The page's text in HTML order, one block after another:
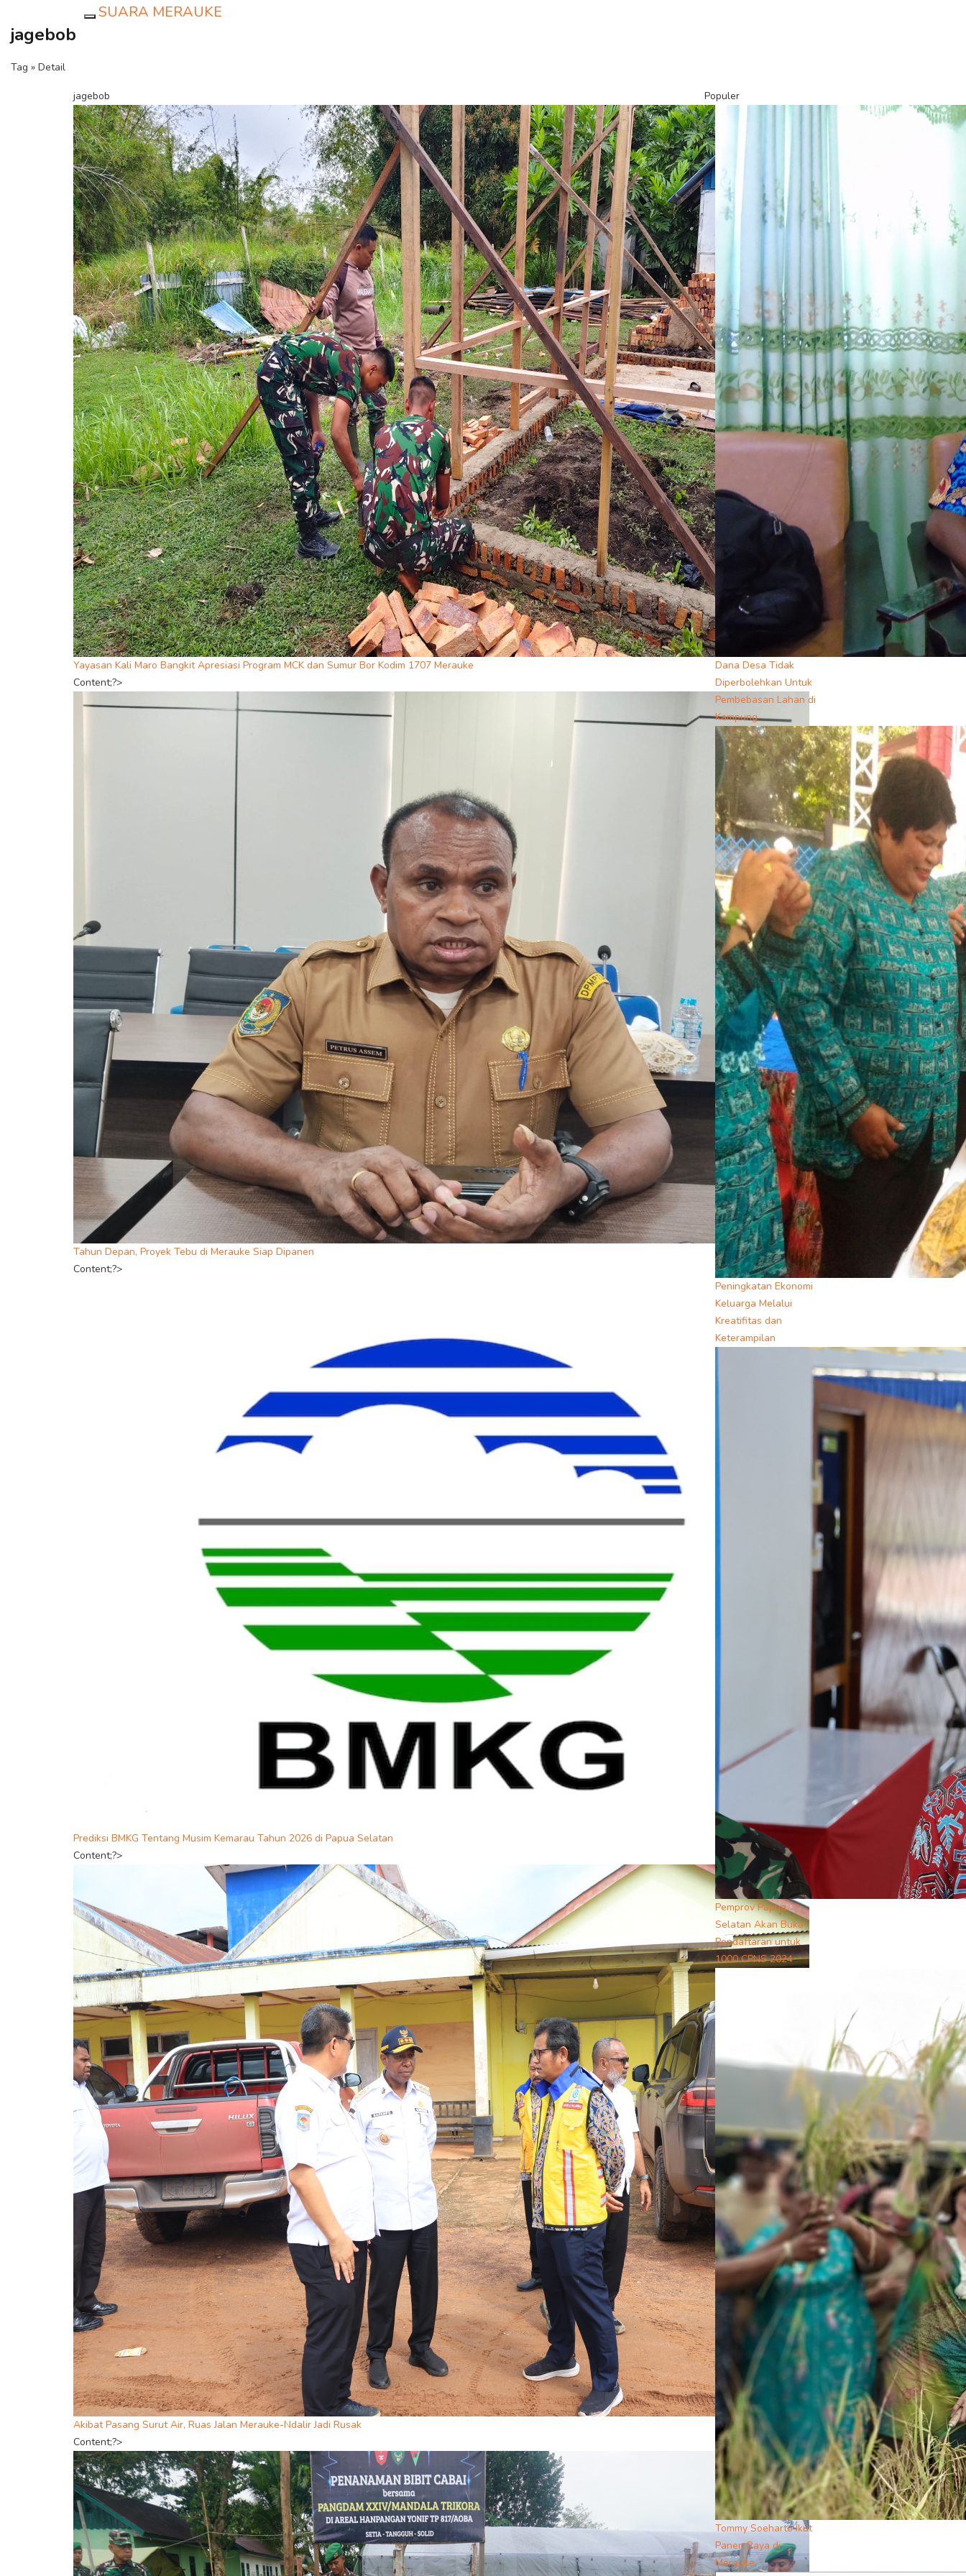
SUARA MERAUKE
jagebob
Tag » Detail
jagebob
Yayasan Kali Maro Bangkit Apresiasi Program MCK dan Sumur Bor Kodim 1707 Merauke
Content;?>
Tahun Depan, Proyek Tebu di Merauke Siap Dipanen
Content;?>
Prediksi BMKG Tentang Musim Kemarau Tahun 2026 di Papua Selatan
Content;?>
Akibat Pasang Surut Air, Ruas Jalan Merauke-Ndalir Jadi Rusak
Content;?>
Populer
Dana Desa Tidak
Diperbolehkan Untuk
Pembebasan Lahan di
Kampung
Peningkatan Ekonomi
Keluarga Melalui
Kreatifitas dan
Keterampilan
Pemprov Papua
Selatan Akan Buka
Pendaftaran untuk
1000 CPNS 2024
Tommy Soeharto Ikut
Panen Raya di
Merauke